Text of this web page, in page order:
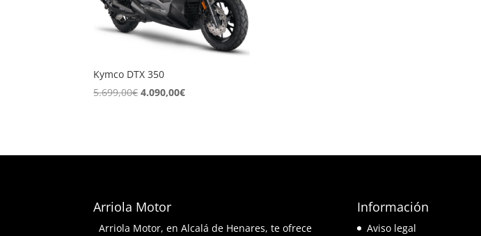
Kymco DTX 350
5.699,00€El
5.699,00€.
4.090,00€El
4.090,00€.
Arriola Motor
Arriola Motor, en Alcalá de Henares, te ofrece
Información
Aviso legal